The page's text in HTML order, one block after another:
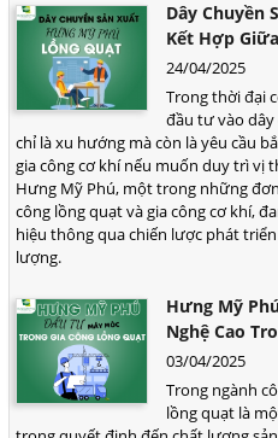
Dây Chuyền
Kết Hợp
24/04/2025
Trong thời đại
đầu tư vào
chỉ là xu hướng mà còn là yêu cầu
gia công cơ khí nếu muốn duy trì vị
Hưng Mỹ Phú, một trong những
công lồng quạt và gia công cơ khí,
hiệu thông qua chiến lược phát
lượng.
Hưng Mỹ
Nghệ Cao
03/04/2025
Trong ngành
lồng quạt là